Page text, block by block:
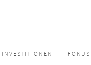
INVESTITIONEN FOKUS